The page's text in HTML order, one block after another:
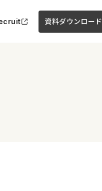
資料ダウンロード